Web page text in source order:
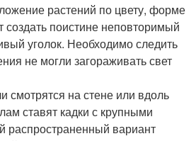
растений по цвету, форме
создать поистине неповторимый
уголок. Необходимо следить
не могли загораживать свет
смотрятся на стене или вдоль
ставят кадки с крупными
распространенный вариант